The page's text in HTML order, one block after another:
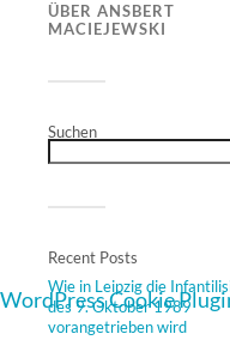
ÜBER ANSBERT
MACIEJEWSKI
Suchen
Recent Posts
Wie in Leipzig die
des 9. Oktober 1989
vorangetrieben wird
WordPress Cookie